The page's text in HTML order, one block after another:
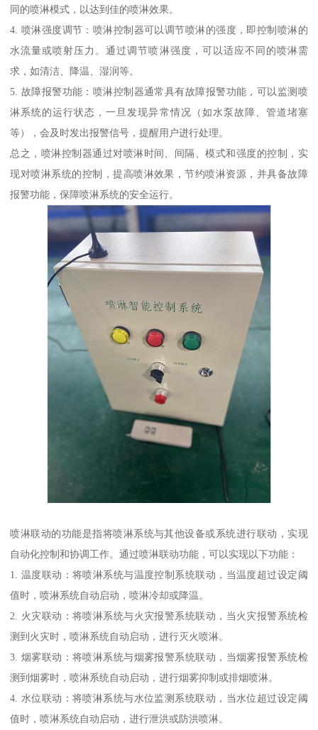
同的喷淋模式，以达到佳的喷淋效果。
4. 喷淋强度调节：喷淋控制器可以调节喷淋的强度，即控制喷淋的
水流量或喷射压力。通过调节喷淋强度，可以适应不同的喷淋需
求，如清洁、降温、湿润等。
5. 故障报警功能：喷淋控制器通常具有故障报警功能，可以监测喷
淋系统的运行状态，一旦发现异常情况（如水泵故障、管道堵塞
等），会及时发出报警信号，提醒用户进行处理。
总之，喷淋控制器通过对喷淋时间、间隔、模式和强度的控制，实
现对喷淋系统的控制，提高喷淋效果，节约喷淋资源，并具备故障
报警功能，保障喷淋系统的安全运行。
喷淋联动的功能是指将喷淋系统与其他设备或系统进行联动，实现
自动化控制和协调工作。通过喷淋联动功能，可以实现以下功能：
1. 温度联动：将喷淋系统与温度控制系统联动，当温度超过设定阈
值时，喷淋系统自动启动，喷淋冷却或降温。
2. 火灾联动：将喷淋系统与火灾报警系统联动，当火灾报警系统检
测到火灾时，喷淋系统自动启动，进行灭火喷淋。
3. 烟雾联动：将喷淋系统与烟雾报警系统联动，当烟雾报警系统检
测到烟雾时，喷淋系统自动启动，进行烟雾抑制或排烟喷淋。
4. 水位联动：将喷淋系统与水位监测系统联动，当水位超过设定阈
值时，喷淋系统自动启动，进行泄洪或防洪喷淋。